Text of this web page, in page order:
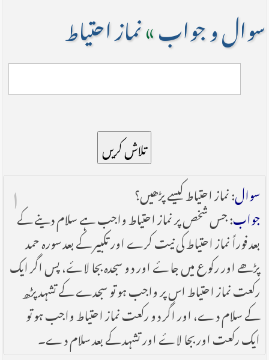
سوال و جواب»نماز احتیاط
تلاش کریں
۱ سوال: نماز احتیاط کیسے پڑھیں؟
جواب: جس شخص پر نماز احتیاط واجب ہے سلام دینے کے
بعد فوراً نماز احتیاط کی نیت کرے اور تکبیر کے بعد سورہ حمد
پڑھے اور رکوع میں جاۓ اور دو سجدہ بجا لاۓ، پس اگر ایک
رکعت نماز احتیاط اس پر واجب ہو تو سجدے کے تشہد پڑھ
کے سلام دے، اور اگر دو رکعت نماز احتیاط واجب ہو تو
ایک رکعت اور بجا لا‎ۓ اور تشہد کے بعد سلام دے۔